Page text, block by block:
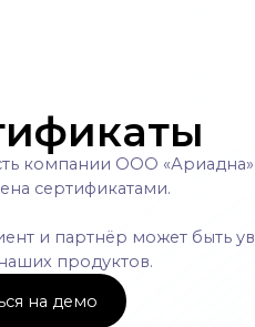
компании ООО «Ариадна»
сертификатами.
и партнёр может быть уверен
продуктов.
на демо